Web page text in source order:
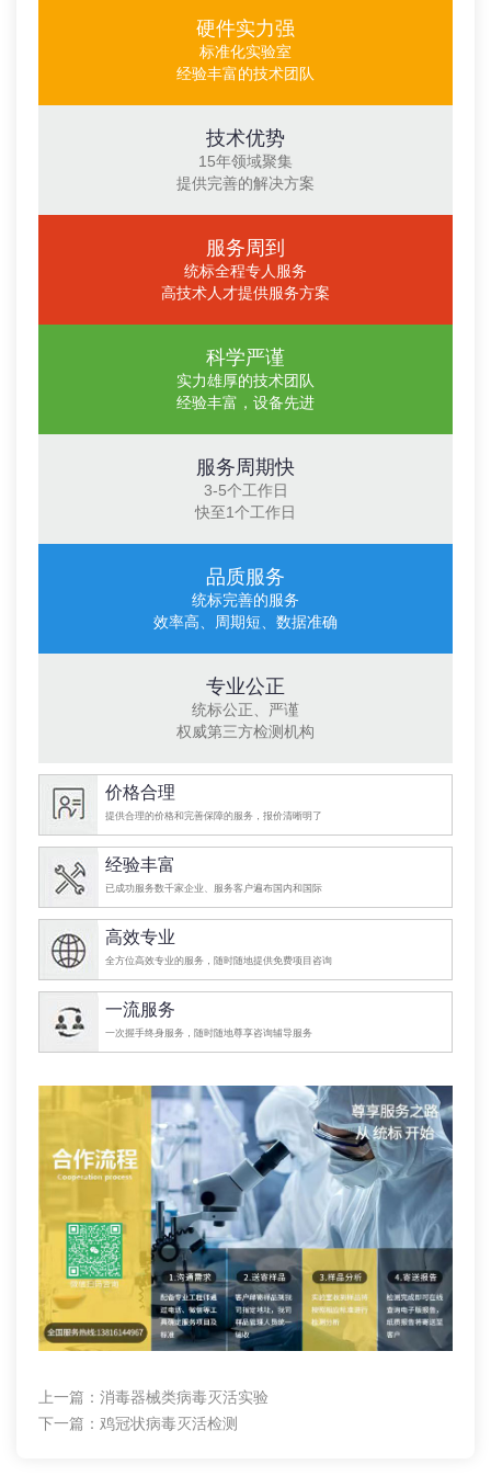
硬件实力强
标准化实验室
经验丰富的技术团队
技术优势
15年领域聚集
提供完善的解决方案
服务周到
统标全程专人服务
高技术人才提供服务方案
科学严谨
实力雄厚的技术团队
经验丰富，设备先进
服务周期快
3-5个工作日
快至1个工作日
品质服务
统标完善的服务
效率高、周期短、数据准确
专业公正
统标公正、严谨
权威第三方检测机构
价格合理
提供合理的价格和完善保障的服务，报价清晰明了
经验丰富
已成功服务数千家企业、服务客户遍布国内和国际
高效专业
全方位高效专业的服务，随时随地提供免费项目咨询
一流服务
一次握手终身服务，随时随地尊享咨询辅导服务
上一篇： 消毒器械类病毒灭活实验
下一篇： 鸡冠状病毒灭活检测